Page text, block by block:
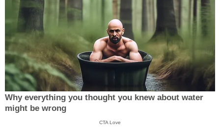
Why everything you thought you knew about water
might be wrong
CTA Love